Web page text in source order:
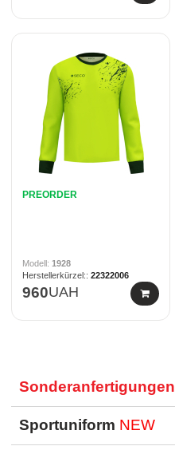
PREORDER
1928
22322006
960UAH
Sonderanfertigungen
Sportuniform NEW